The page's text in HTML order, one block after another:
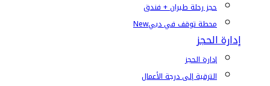
حجز رحلة طيران + فندق
محطة توقف في دبيNew
إدارة الحجز
إدارة الحجز
الترقية إلى درجة الأعمال